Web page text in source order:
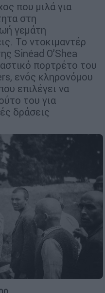
που μιλά για
στη
γεμάτη
Το ντοκιμαντέρ
Sinéad O’Shea
πορτρέτο του
ενός κληρονόμου
επιλέγει να
του για
δράσεις